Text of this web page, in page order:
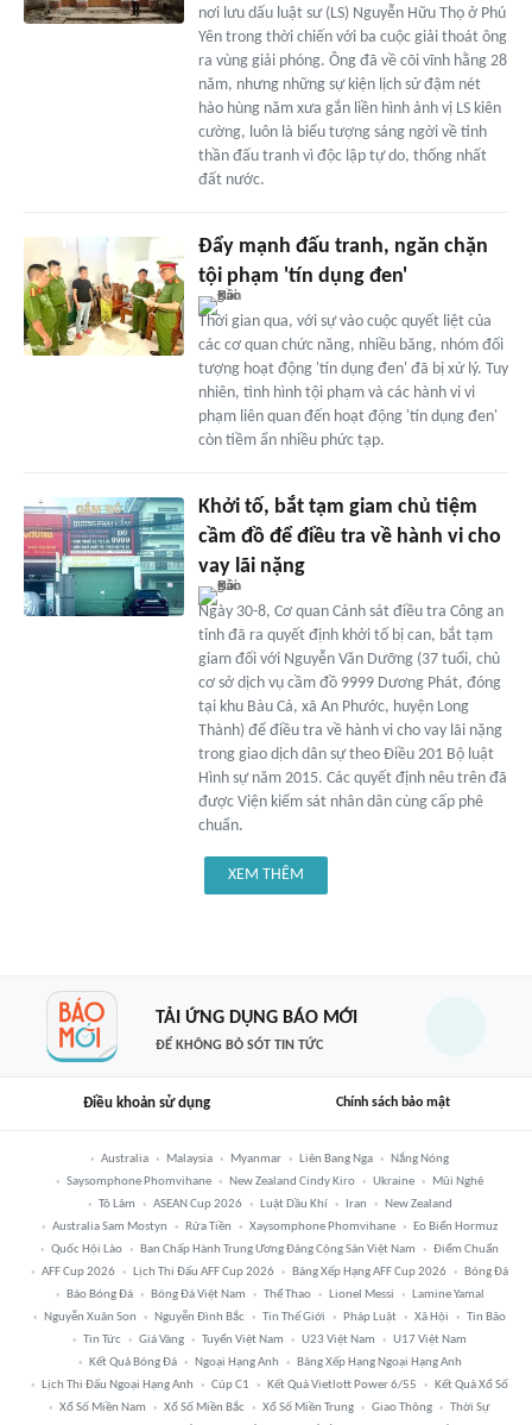
nơi lưu dấu luật sư (LS) Nguyễn Hữu Thọ ở Phú
Yên trong thời chiến với ba cuộc giải thoát ông
ra vùng giải phóng. Ông đã về cõi vĩnh hằng 28
năm, nhưng những sự kiện lịch sử đậm nét
hào hùng năm xưa gắn liền hình ảnh vị LS kiên
cường, luôn là biểu tượng sáng ngời về tinh
thần đấu tranh vì độc lập tự do, thống nhất
đất nước.
Đẩy mạnh đấu tranh, ngăn chặn
tội phạm 'tín dụng đen'
Thời gian qua, với sự vào cuộc quyết liệt của
các cơ quan chức năng, nhiều băng, nhóm đối
tượng hoạt động 'tín dụng đen' đã bị xử lý. Tuy
nhiên, tình hình tội phạm và các hành vi vi
phạm liên quan đến hoạt động 'tín dụng đen'
còn tiềm ẩn nhiều phức tạp.
Khởi tố, bắt tạm giam chủ tiệm
cầm đồ để điều tra về hành vi cho
vay lãi nặng
Ngày 30-8, Cơ quan Cảnh sát điều tra Công an
tỉnh đã ra quyết định khởi tố bị can, bắt tạm
giam đối với Nguyễn Văn Dưỡng (37 tuổi, chủ
cơ sở dịch vụ cầm đồ 9999 Dương Phát, đóng
tại khu Bàu Cá, xã An Phước, huyện Long
Thành) để điều tra về hành vi cho vay lãi nặng
trong giao dịch dân sự theo Điều 201 Bộ luật
Hình sự năm 2015. Các quyết định nêu trên đã
được Viện kiểm sát nhân dân cùng cấp phê
chuẩn.
XEM THÊM
TẢI ỨNG DỤNG BÁO MỚI
ĐỂ KHÔNG BỎ SÓT TIN TỨC
Điều khoản sử dụng Chính sách bảo mật
Australia Malaysia Myanmar Liên Bang Nga
Nắng Nóng
Saysomphone Phomvihane
New Zealand Cindy Kiro Ukraine
Mũi Nghê
Tô Lâm
ASEAN Cup 2026 Luật Dầu Khí Iran
New Zealand
Australia Sam Mostyn
Rửa Tiền Xaysomphone Phomvihane
Eo Biển Hormuz
Quốc Hội Lào
Ban Chấp Hành Trung Ương Đảng Cộng Sản Việt Nam
Điểm Chuẩn
AFF Cup 2026
Lịch Thi Đấu AFF Cup 2026 Bảng Xếp Hạng AFF Cup 2026
Bóng Đá
Báo Bóng Đá
Bóng Đá Việt Nam Thể Thao Lionel Messi
Lamine Yamal
Nguyễn Xuân Son
Nguyễn Đình Bắc Tin Thế Giới Pháp Luật Xã Hội
Tin Bão
Tin Tức
Giá Vàng Tuyển Việt Nam U23 Việt Nam
U17 Việt Nam
Kết Quả Bóng Đá
Ngoại Hạng Anh
Bảng Xếp Hạng Ngoại Hạng Anh
Lịch Thi Đấu Ngoại Hạng Anh
Cúp C1 Kết Quả Vietlott Power 6/55
Kết Quả Xổ Số
Xổ Số Miền Nam
Xổ Số Miền Bắc Xổ Số Miền Trung Giao Thông
Thời Sự